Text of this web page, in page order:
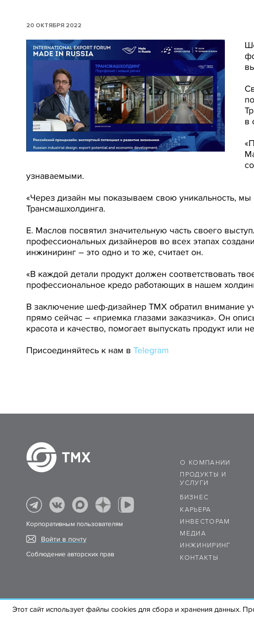
20 ОКТЯБРЯ 2022
в
узнаваемыми.
«Через дизайн мы показываем свою уникальность,
Трансмашхолдинга.
Е. Маслов посвятил значительную часть своего
профессиональных дизайнеров во всех этапах
инжиниринг – это одно и то же, считает он.
«В каждой детали продукт должен соответствовать
профессиональное кредо работающих в нашем
В заключение шеф-дизайнер ТМХ обратил внимание
прямо сейчас – «приемка глазами заказчика». Он
красота и качество, помогает выпускать продукт или
Присоединяйтесь к нам в Telegram
О КОМПАНИИ
ПРОДУКТЫ И
УСЛУГИ
БИЗНЕС
КАРЬЕРА
ИНВЕСТОРАМ
МЕДИА
ИНЖИНИРИНГ
КОНТАКТЫ
Корпоративным пользователям
Войти в почту
Соблюдение авторских прав
Этот сайт использует файлы cookies для сбора и хранения данных.